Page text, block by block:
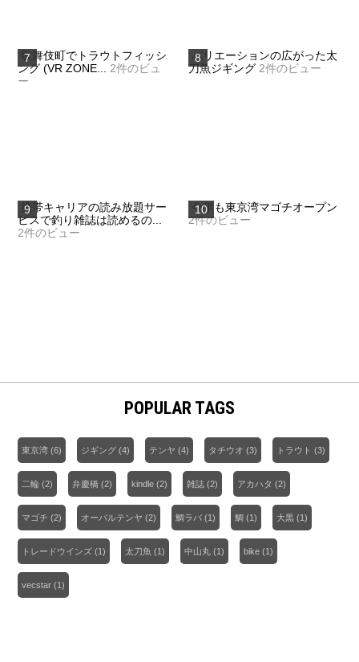
歌舞伎町でトラウトフィッシ
ング (VR ZONE... 2件のビュ
ー
バリエーションの広がった太
刀魚ジギング 2件のビュー
携帯キャリアの読み放題サー
ビスで釣り雑誌は読めるの...
2件のビュー
今年も東京湾マゴチオープン
2件のビュー
POPULAR TAGS
東京湾 (6) ジギング (4) テンヤ (4) タチウオ (3) トラウト (3)
二輪 (2) 弁慶橋 (2) kindle (2) 雑誌 (2) アカハタ (2)
マゴチ (2) オーバルテンヤ (2) 鯛ラバ (1) 鯛 (1) 大黒 (1)
トレードウインズ (1) 太刀魚 (1) 中山丸 (1) bike (1)
vecstar (1)